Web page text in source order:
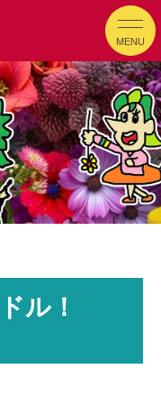
MENU
ル！